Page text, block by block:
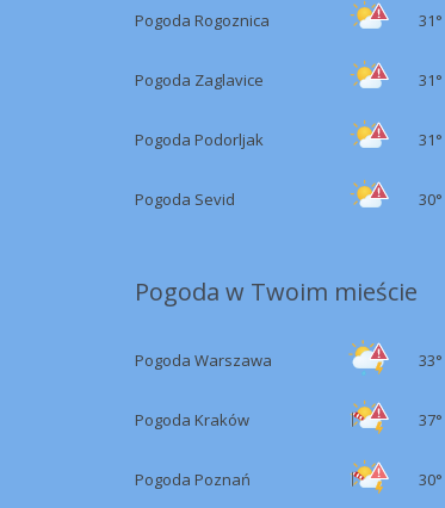
Pogoda Rogoznica 31°
Pogoda Zaglavice 31°
Pogoda Podorljak 31°
Pogoda Sevid 30°
Pogoda w Twoim mieście
Pogoda Warszawa 33°
Pogoda Kraków 37°
Pogoda Poznań 30°